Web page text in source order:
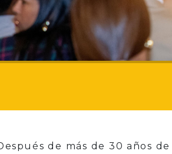
de más de 30 años